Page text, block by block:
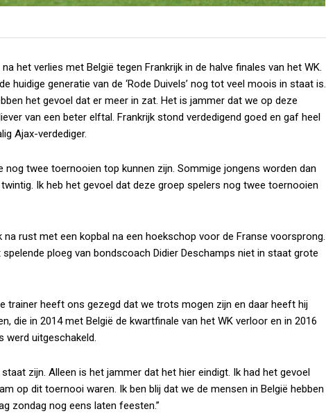
het verlies met België tegen Frankrijk in de halve finales van het WK.
huidige generatie van de ‘Rode Duivels’ nog tot veel moois in staat is.
het gevoel dat er meer in zat. Het is jammer dat we op deze
van een beter elftal. Frankrijk stond verdedigend goed en gaf heel
Ajax-verdediger.
nog twee toernooien top kunnen zijn. Sommige jongens worden dan
Ik heb het gevoel dat deze groep spelers nog twee toernooien
na rust met een kopbal na een hoekschop voor de Franse voorsprong.
ploeg van bondscoach Didier Deschamps niet in staat grote
trainer heeft ons gezegd dat we trots mogen zijn en daar heeft hij
die in 2014 met België de kwartfinale van het WK verloor en in 2016
werd uitgeschakeld.
zijn. Alleen is het jammer dat het hier eindigt. Ik had het gevoel
op dit toernooi waren. Ik ben blij dat we de mensen in België hebben
zondag nog eens laten feesten.”